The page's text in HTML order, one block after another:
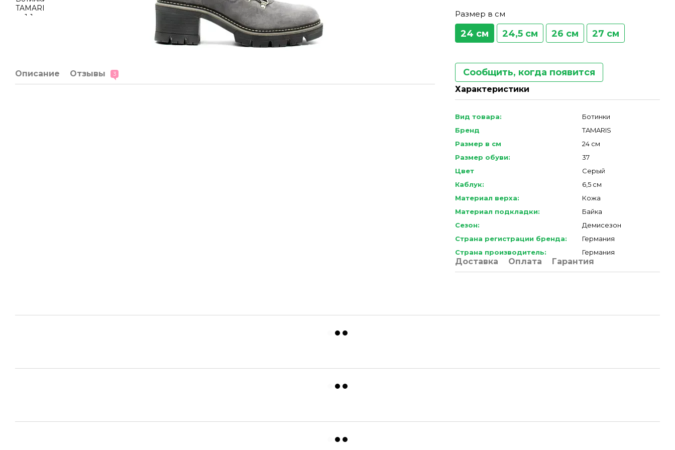
Описание Отзывы 3
Размер в см
24 см 24,5 см 26 см 27 см
Сообщить, когда появится
Характеристики
Вид товара:
Ботинки
Бренд
TAMARIS
Размер в см
24 см
Размер обуви:
37
Цвет
Серый
Каблук:
6,5 см
Материал верха:
Кожа
Материал подкладки:
Байка
Сезон:
Демисезон
Страна регистрации бренда:
Германия
Страна производитель:
Германия
Доставка Оплата Гарантия